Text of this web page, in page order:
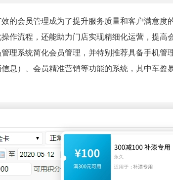
的会员管理成为了提升服务质量和客户满意度
作流程，还能助力门店实现精细化运营，提高
理系统简化会员管理，并特别推荐具备手机管
息）、会员精准营销等功能的系统，其中车盈